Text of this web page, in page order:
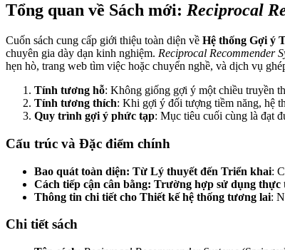
Tổng quan về Sách mới: Reciprocal
Cuốn sách cung cấp giới thiệu toàn diện về Hệ thống Gợi ý
chuyên gia dày dạn kinh nghiệm. Reciprocal Recommender
hẹn hò, trang web tìm việc hoặc chuyển nghề, và dịch vụ
Tính tương hỗ: Không giống gợi ý một chiều truyền
Tính tương thích: Khi gợi ý đối tượng tiềm năng, hệ
Quy trình gợi ý phức tạp: Mục tiêu cuối cùng là đạt
Cấu trúc và Đặc điểm chính
Bao quát toàn diện: Từ Lý thuyết đến Triển khai:
Cách tiếp cận cân bằng: Trường hợp sử dụng thực
Thông tin chi tiết cho Thiết kế hệ thống tương lai:
Chi tiết sách